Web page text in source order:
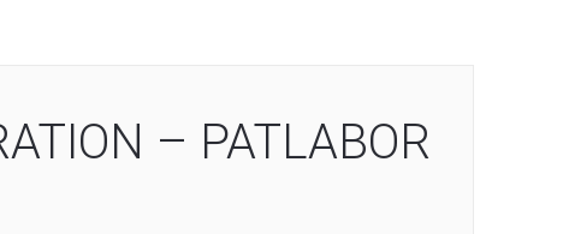
– PATLABOR